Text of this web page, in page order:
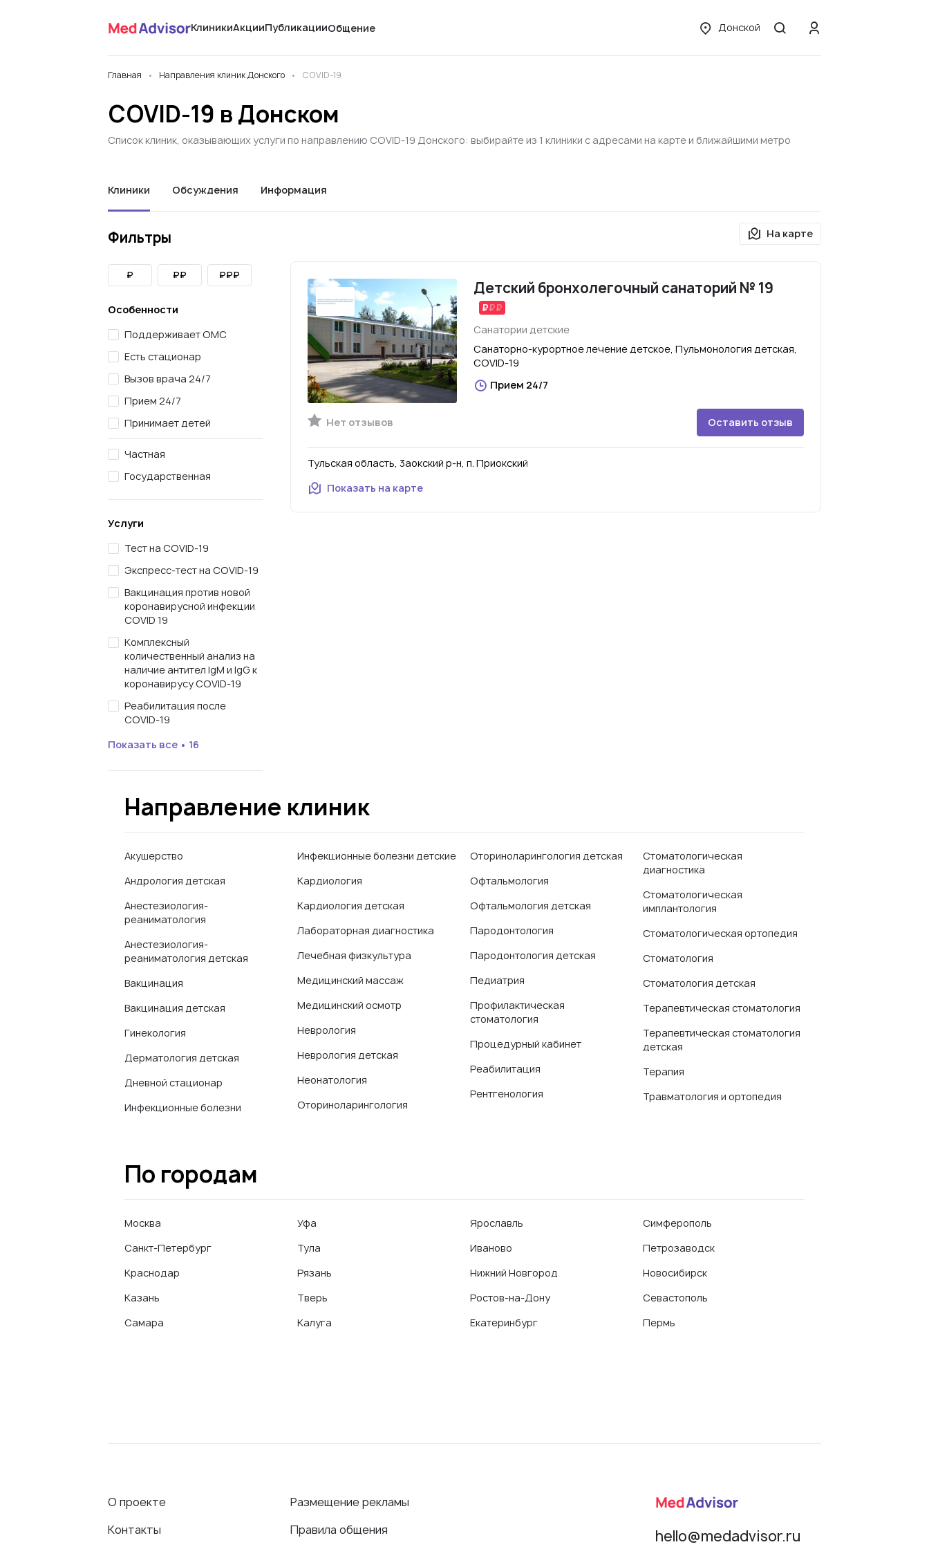
КлиникиАкцииПубликацииОбщение Донской
Главная Направления клиник Донского COVID-19
COVID-19 в Донском
Список клиник, оказывающих услуги по направлению COVID-19 Донского: выбирайте из 1 клиники с адресами на карте и ближайшими метро
Клиники Обсуждения Информация
Фильтры
₽ ₽₽ ₽₽₽
Особенности
Поддерживает ОМС
Есть стационар
Вызов врача 24/7
Прием 24/7
Принимает детей
Частная
Государственная
Услуги
Тест на COVID-19
Экспресс-тест на COVID-19
Вакцинация против новой
коронавирусной инфекции
COVID 19
Комплексный
количественный анализ на
наличие антител IgM и IgG к
коронавирусу COVID-19
Реабилитация после
COVID-19
Показать все • 16
На карте
Детский бронхолегочный санаторий № 19
Санатории детские
Санаторно-курортное лечение детское, Пульмонология детская,
COVID-19
Прием 24/7
Нет отзывов Оставить отзыв
Тульская область, 3аокский р-н, п. Приокский
Показать на карте
Направление клиник
Акушерство
Андрология детская
Анестезиология-
реаниматология
Анестезиология-
реаниматология детская
Вакцинация
Вакцинация детская
Гинекология
Дерматология детская
Дневной стационар
Инфекционные болезни
Инфекционные болезни детские
Кардиология
Кардиология детская
Лабораторная диагностика
Лечебная физкультура
Медицинский массаж
Медицинский осмотр
Неврология
Неврология детская
Неонатология
Оториноларингология
Оториноларингология детская
Офтальмология
Офтальмология детская
Пародонтология
Пародонтология детская
Педиатрия
Профилактическая
стоматология
Процедурный кабинет
Реабилитация
Рентгенология
Стоматологическая
диагностика
Стоматологическая
имплантология
Стоматологическая ортопедия
Стоматология
Стоматология детская
Терапевтическая стоматология
Терапевтическая стоматология
детская
Терапия
Травматология и ортопедия
По городам
Москва
Санкт-Петербург
Краснодар
Казань
Самара
Уфа
Тула
Рязань
Тверь
Калуга
Ярославль
Иваново
Нижний Новгород
Ростов-на-Дону
Екатеринбург
Симферополь
Петрозаводск
Новосибирск
Севастополь
Пермь
О проекте
Контакты
Размещение рекламы
Правила общения
hello@medadvisor.ru